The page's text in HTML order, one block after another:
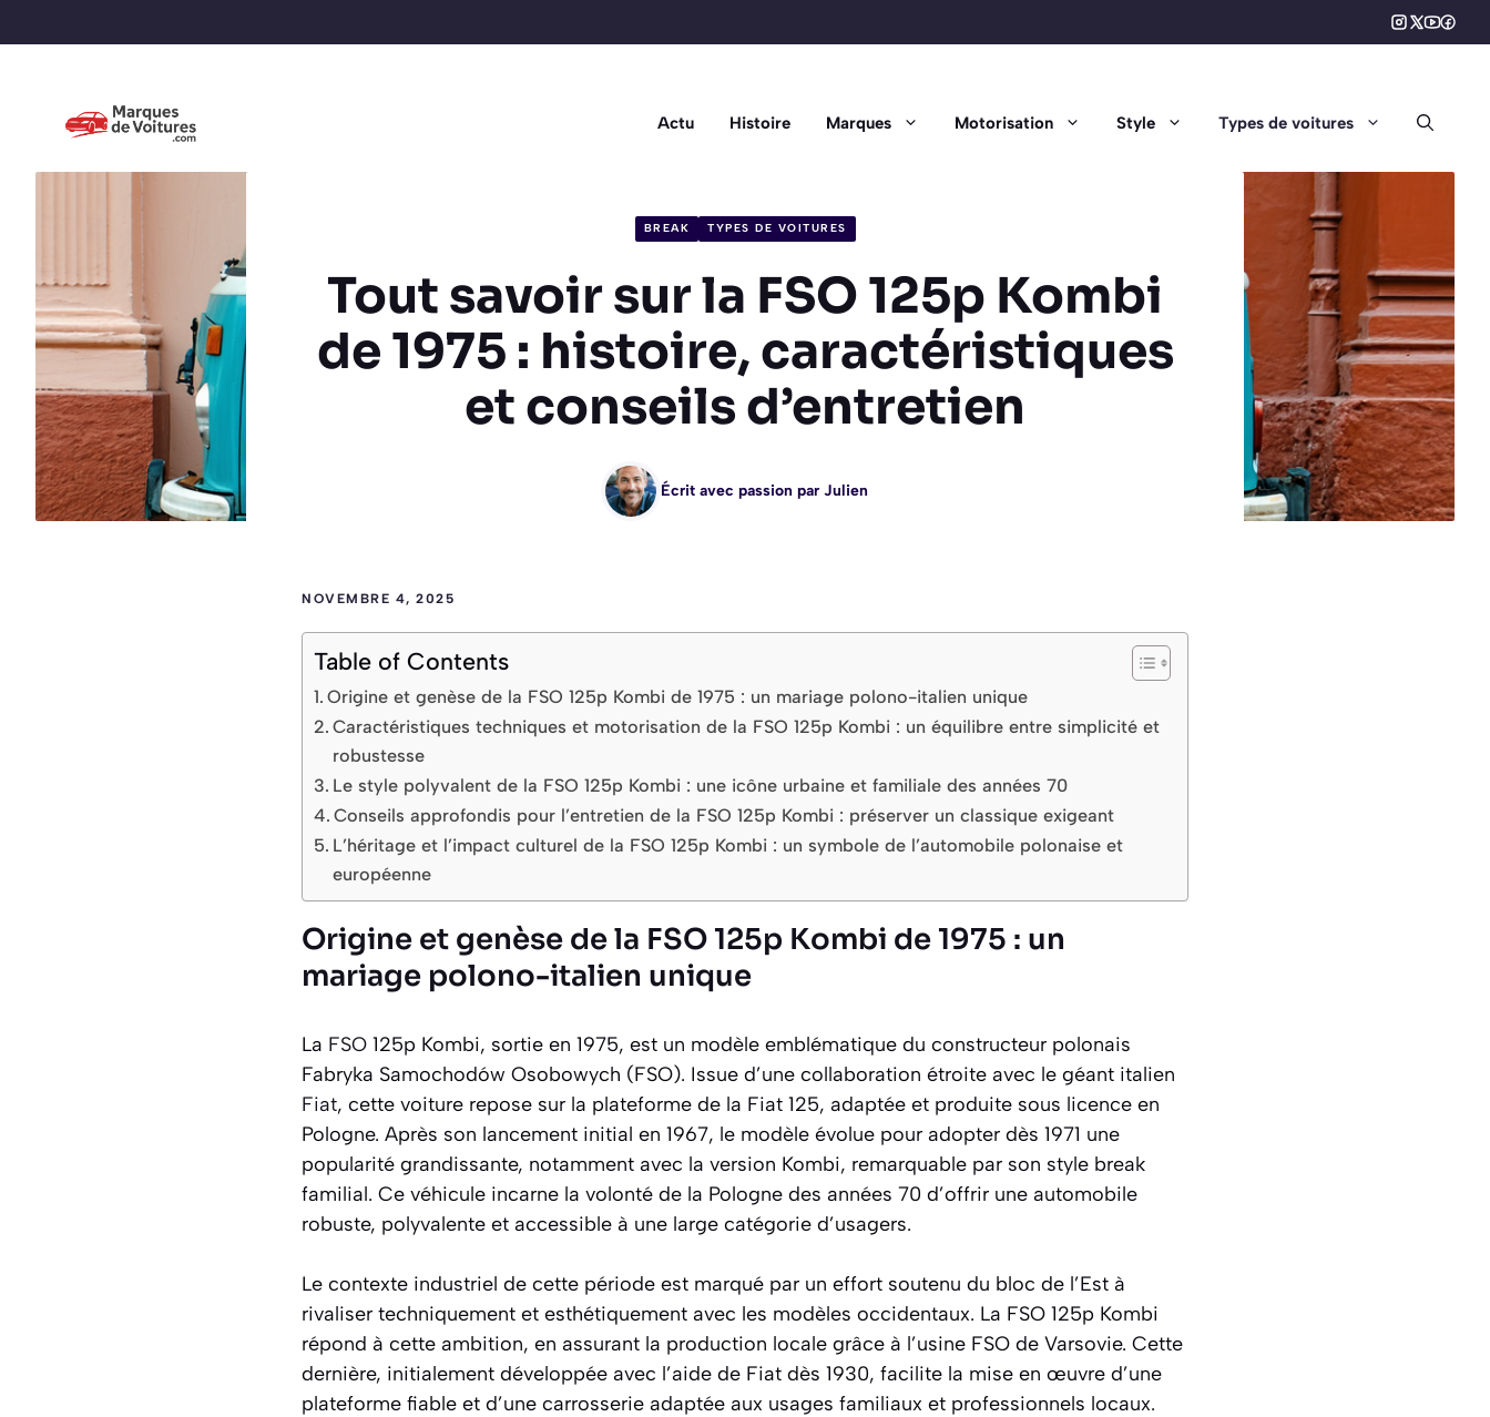
Actu Histoire Marques Motorisation Style Types de voitures
BREAK TYPES DE VOITURES
Tout savoir sur la FSO 125p Kombi
de 1975 : histoire, caractéristiques
et conseils d’entretien
Écrit avec passion par Julien
NOVEMBRE 4, 2025
Table of Contents
Origine et genèse de la FSO 125p Kombi de 1975 : un mariage polono-italien unique
Caractéristiques techniques et motorisation de la FSO 125p Kombi : un équilibre entre simplicité et
robustesse
Le style polyvalent de la FSO 125p Kombi : une icône urbaine et familiale des années 70
Conseils approfondis pour l’entretien de la FSO 125p Kombi : préserver un classique exigeant
L’héritage et l’impact culturel de la FSO 125p Kombi : un symbole de l’automobile polonaise et
européenne
Origine et genèse de la FSO 125p Kombi de 1975 : un
mariage polono-italien unique
La FSO 125p Kombi, sortie en 1975, est un modèle emblématique du constructeur polonais
Fabryka Samochodów Osobowych (FSO). Issue d’une collaboration étroite avec le géant italien
Fiat, cette voiture repose sur la plateforme de la Fiat 125, adaptée et produite sous licence en
Pologne. Après son lancement initial en 1967, le modèle évolue pour adopter dès 1971 une
popularité grandissante, notamment avec la version Kombi, remarquable par son style break
familial. Ce véhicule incarne la volonté de la Pologne des années 70 d’offrir une automobile
robuste, polyvalente et accessible à une large catégorie d’usagers.
Le contexte industriel de cette période est marqué par un effort soutenu du bloc de l’Est à
rivaliser techniquement et esthétiquement avec les modèles occidentaux. La FSO 125p Kombi
répond à cette ambition, en assurant la production locale grâce à l’usine FSO de Varsovie. Cette
dernière, initialement développée avec l’aide de Fiat dès 1930, facilite la mise en œuvre d’une
plateforme fiable et d’une carrosserie adaptée aux usages familiaux et professionnels locaux.